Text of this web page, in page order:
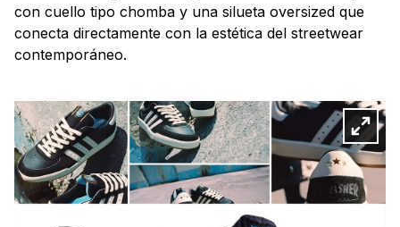
con cuello tipo chomba y una silueta oversized que
conecta directamente con la estética del streetwear
contemporáneo.